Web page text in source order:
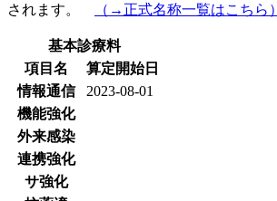
されます。
（→正式名称一覧はこちら）
基本診療料
項目名
算定開始日
情報通信
2023-08-01
機能強化
外来感染
連携強化
サ強化